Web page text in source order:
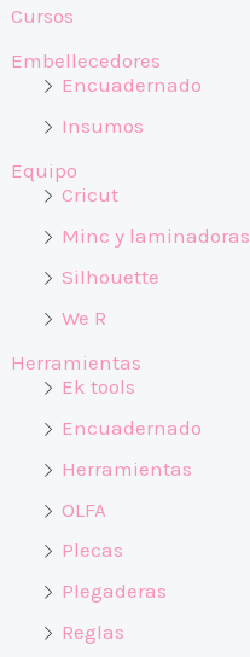
Cursos
Embellecedores
Encuadernado
Insumos
Equipo
Cricut
Minc y laminadoras
Silhouette
We R
Herramientas
Ek tools
Encuadernado
Herramientas
OLFA
Plecas
Plegaderas
Reglas